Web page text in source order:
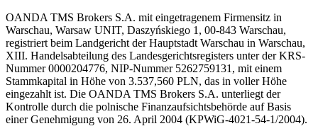
OANDA TMS Brokers S.A. mit eingetragenem Firmensitz in
Warschau, Warsaw UNIT, Daszyńskiego 1, 00-843 Warschau,
registriert beim Landgericht der Hauptstadt Warschau in Warschau,
XIII. Handelsabteilung des Landesgerichtsregisters unter der KRS-
Nummer 0000204776, NIP-Nummer 5262759131, mit einem
Stammkapital in Höhe von 3.537,560 PLN, das in voller Höhe
eingezahlt ist. Die OANDA TMS Brokers S.A. unterliegt der
Kontrolle durch die polnische Finanzaufsichtsbehörde auf Basis
einer Genehmigung von 26. April 2004 (KPWiG-4021-54-1/2004).